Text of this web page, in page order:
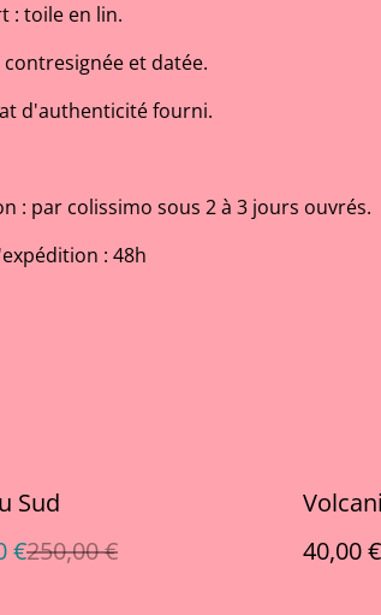
: toile en lin.
contresignée et datée.
d'authenticité fourni.
: par colissimo sous 2 à 3 jours ouvrés.
: 48h
Sud
€250,00 €
40,00 €